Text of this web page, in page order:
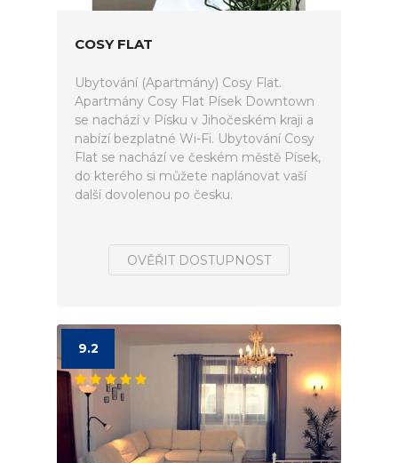
COSY FLAT
Ubytování (Apartmány) Cosy Flat.
Apartmány Cosy Flat Písek Downtown
se nachází v Písku v Jihočeském kraji a
nabízí bezplatné Wi-Fi. Ubytování Cosy
Flat se nachází ve českém městě Písek,
do kterého si můžete naplánovat vaší
další dovolenou po česku.
OVĚŘIT DOSTUPNOST
9.2